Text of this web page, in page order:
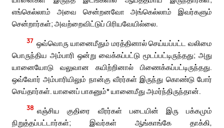
எங்கெல்லாம் அவை சென்றனவோ அங்கெல்லாம் இவர்களும்
சென்றார்கள்; அவற்றைவிட்டுப் பிரியவேயில்லை.
37 ஒவ்வொரு யானைமீதும் மரத்தினால் செய்யப்பட்ட வலிமை
பொருந்திய அம்பாரி ஒன்று வைக்கப்பட்டு மூடப்பட்டிருந்தது; அது
யானையோடு வலுவான கயிற்றினால் பிணைக்கப்பட்டிருந்தது.
ஒவ்வோர் அம்பாரியிலும் நான்கு வீரர்கள் இருந்து கொண்டு போர்
செய்தார்கள். யானைப் பாகனும்* யானைமீது அமர்ந்திருந்தான்.
38 எஞ்சிய குதிரை வீரர்கள் படையின் இரு பக்கமும்
நிறுத்தப்பட்டார்கள்; இவர்கள் ஆங்காங்கே தாக்கி,